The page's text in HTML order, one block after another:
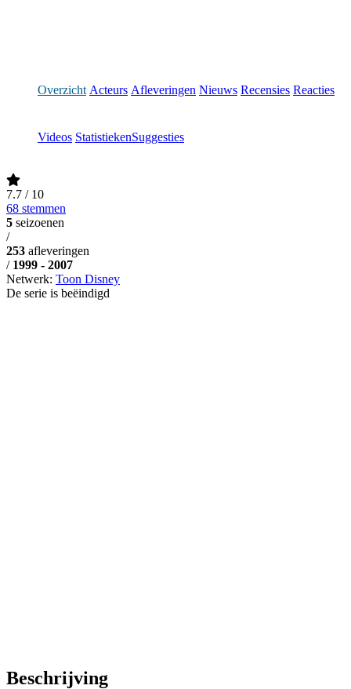
Overzicht Acteurs Afleveringen Nieuws Recensies Reacties
Videos StatistiekenSuggesties
7.7 / 10
68 stemmen
5 seizoenen
/
253 afleveringen
/ 1999 - 2007
Netwerk: Toon Disney
De serie is beëindigd
Beschrijving